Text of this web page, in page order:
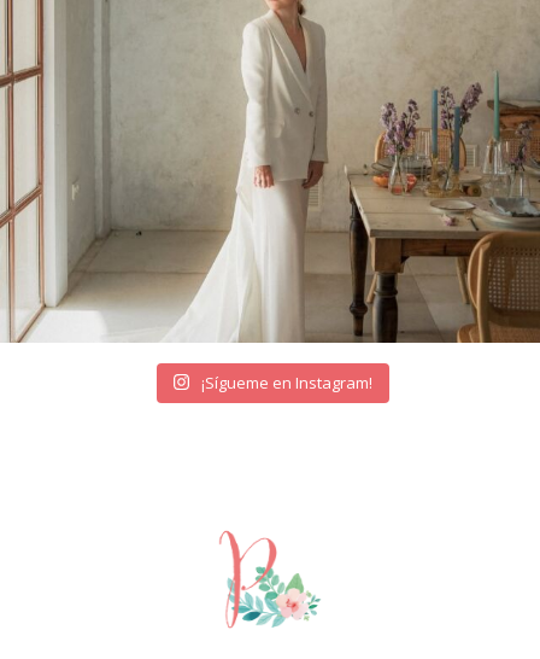
¡Sígueme en Instagram!